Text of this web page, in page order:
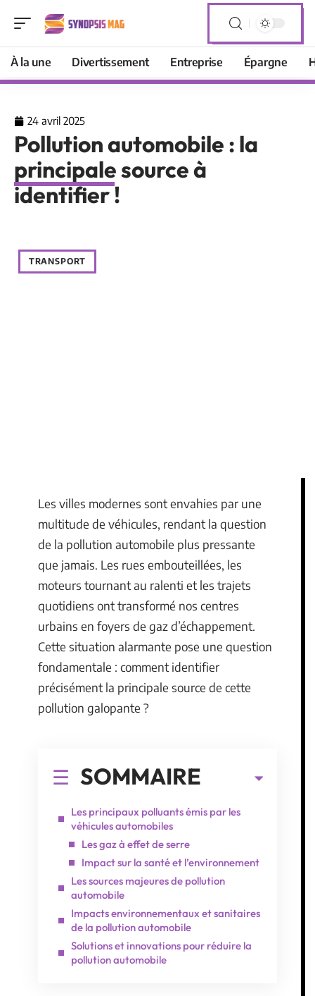
À la une Divertissement Entreprise Épargne
24 avril 2025
Pollution automobile : la
principale source à
identifier !
TRANSPORT
Les villes modernes sont envahies par une
multitude de véhicules, rendant la question
de la pollution automobile plus pressante
que jamais. Les rues embouteillées, les
moteurs tournant au ralenti et les trajets
quotidiens ont transformé nos centres
urbains en foyers de gaz d’échappement.
Cette situation alarmante pose une question
fondamentale : comment identifier
précisément la principale source de cette
pollution galopante ?
SOMMAIRE
Les principaux polluants émis par les
véhicules automobiles
Les gaz à effet de serre
Impact sur la santé et l’environnement
Les sources majeures de pollution
automobile
Impacts environnementaux et sanitaires
de la pollution automobile
Solutions et innovations pour réduire la
pollution automobile